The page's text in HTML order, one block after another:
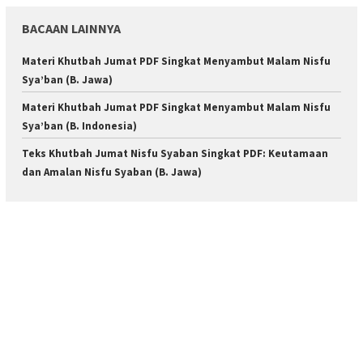
BACAAN LAINNYA
Materi Khutbah Jumat PDF Singkat Menyambut Malam Nisfu
Sya’ban (B. Jawa)
Materi Khutbah Jumat PDF Singkat Menyambut Malam Nisfu
Sya’ban (B. Indonesia)
Teks Khutbah Jumat Nisfu Syaban Singkat PDF: Keutamaan
dan Amalan Nisfu Syaban (B. Jawa)